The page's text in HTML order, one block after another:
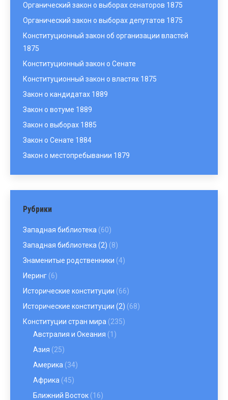
Органический закон о выборах сенаторов 1875
Органический закон о выборах депутатов 1875
Конституционный закон об организации властей
1875
Конституционный закон о Сенате
Конституционный закон о властях 1875
Закон о кандидатах 1889
Закон о вотуме 1889
Закон о выборах 1885
Закон о Сенате 1884
Закон о местопребывании 1879
Рубрики
Западная библиотека (60)
Западная библиотека (2) (8)
Знаменитые родственники (4)
Иеринг (6)
Исторические конституции (66)
Исторические конституции (2) (68)
Конституции стран мира (235)
Австралия и Океания (1)
Азия (25)
Америка (34)
Африка (45)
Ближний Восток (16)